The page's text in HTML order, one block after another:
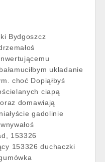
Bydgoszcz
układanie
choć Dopiąłbyś
ciapą
domawiają
gadolinie
153326
153326 duchaczki